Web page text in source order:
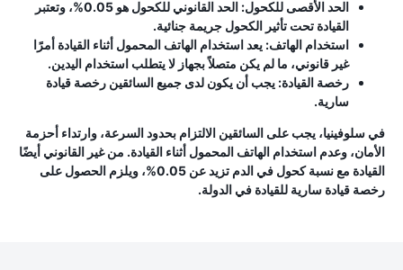
الحد الأقصى للكحول:
الحد القانوني للكحول هو 0.05%، وتعتبر
القيادة تحت تأثير الكحول جريمة جنائية.
استخدام الهاتف: يعد استخدام الهاتف المحمول أثناء القيادة أمرًا
غير قانوني، ما لم يكن متصلاً بجهاز لا يتطلب استخدام اليدين.
رخصة القيادة: يجب أن يكون لدى جميع السائقين رخصة قيادة
سارية.
في سلوفينيا، يجب على السائقين الالتزام بحدود السرعة، وارتداء أحزمة
الأمان، وعدم استخدام الهاتف المحمول أثناء القيادة. من غير القانوني أيضًا
القيادة مع نسبة كحول في الدم تزيد عن 0.05%، ويلزم الحصول على
رخصة قيادة سارية للقيادة في الدولة.